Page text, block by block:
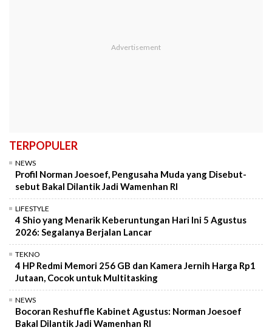
TERPOPULER
NEWS
Profil Norman Joesoef, Pengusaha Muda yang Disebut-
sebut Bakal Dilantik Jadi Wamenhan RI
LIFESTYLE
4 Shio yang Menarik Keberuntungan Hari Ini 5 Agustus
2026: Segalanya Berjalan Lancar
TEKNO
4 HP Redmi Memori 256 GB dan Kamera Jernih Harga Rp1
Jutaan, Cocok untuk Multitasking
NEWS
Bocoran Reshuffle Kabinet Agustus: Norman Joesoef
Bakal Dilantik Jadi Wamenhan RI